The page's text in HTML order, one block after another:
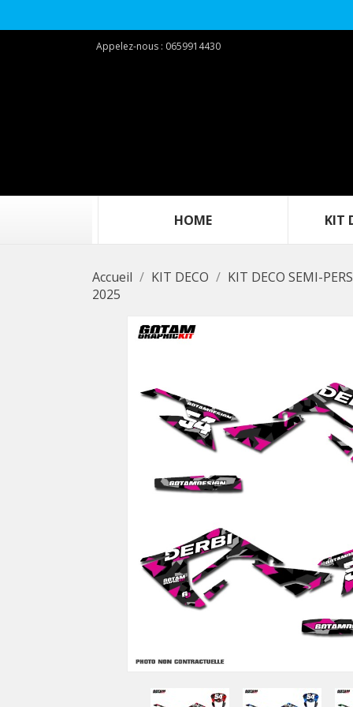
Appelez-nous : 0659914430
‎ ‎ ‎ ‎ ‎ ‎ ‎ ‎ ‎ ‎‎ ‎ ‎ ‎ ‎ ‎ ‎ ‎ ‎ ‎ ‎HOME‎ ‎ ‎ ‎ ‎ ‎ ‎ ‎ ‎ ‎ ‎ ‎ ‎ ‎ ‎ ‎ ‎ ‎ ‎ ‎ KIT
Accueil KIT DECO
KIT DECO SEMI-
2025